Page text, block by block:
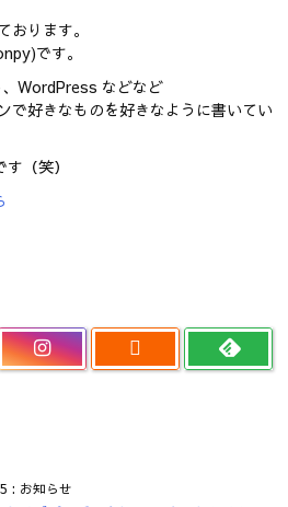
ります。
です。
WordPress などなど
で好きなものを好きなように書いてい
（笑）

: お知らせ